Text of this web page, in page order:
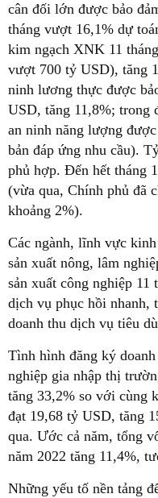
cân đối lớn được bảo
tháng vượt 16,1% dự
kim ngạch XNK 11
vượt 700 tỷ USD), tăng
ninh lương thực được
USD, tăng 11,8%; trong
an ninh năng lượng
bản đáp ứng nhu cầu).
phủ hợp. Đến hết tháng
(vừa qua, Chính phủ đã
khoảng 2%).
Các ngành, lĩnh vực
sản xuất nông, lâm
sản xuất công nghiệp
dịch vụ phục hồi nhanh,
doanh thu dịch vụ tiêu
Tình hình đăng ký
nghiệp gia nhập thị
tăng 33,2% so với cùng
đạt 19,68 tỷ USD, tăng
qua. Ước cả năm, tổng
năm 2022 tăng 11,4%,
Những yếu tố nền tảng